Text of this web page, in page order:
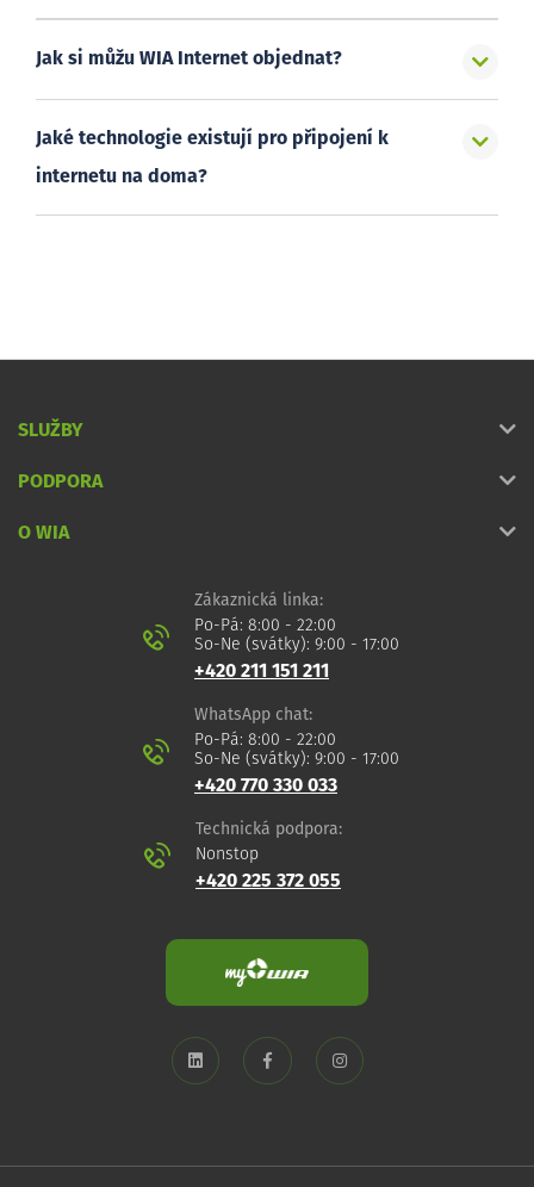
Jak si můžu WIA Internet objednat?
Jaké technologie existují pro připojení k
internetu na doma?
SLUŽBY
PODPORA
O WIA
Zákaznická linka:
Po-Pá: 8:00 - 22:00
So-Ne (svátky): 9:00 - 17:00
+420 211 151 211
WhatsApp chat:
Po-Pá: 8:00 - 22:00
So-Ne (svátky): 9:00 - 17:00
+420 770 330 033
Technická podpora:
Nonstop
+420 225 372 055